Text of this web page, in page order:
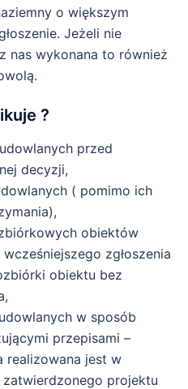
o większym
Jeżeli nie
nas wykonana to również
?
przed
decyzji,
( pomimo ich
obiektów
zgłoszenia
obiektu bez
w sposób
przepisami –
realizowana jest w
projektu